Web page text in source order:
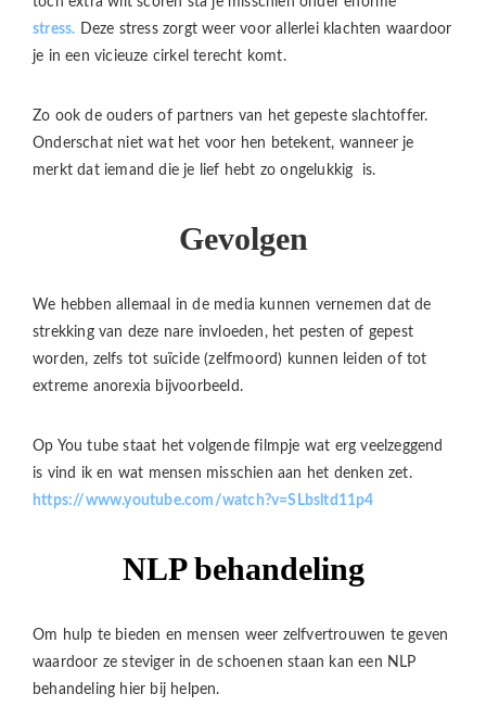
stress. Deze stress zorgt weer voor allerlei klachten waardoor
je in een vicieuze cirkel terecht komt.
Zo ook de ouders of partners van het gepeste slachtoffer.
Onderschat niet wat het voor hen betekent, wanneer je
merkt dat iemand die je lief hebt zo ongelukkig is.
Gevolgen
We hebben allemaal in de media kunnen vernemen dat de
strekking van deze nare invloeden, het pesten of gepest
worden, zelfs tot suïcide (zelfmoord) kunnen leiden of tot
extreme anorexia bijvoorbeeld.
Op You tube staat het volgende filmpje wat erg veelzeggend
is vind ik en wat mensen misschien aan het denken zet.
https://www.youtube.com/watch?v=SLbsltd11p4
NLP behandeling
Om hulp te bieden en mensen weer zelfvertrouwen te geven
waardoor ze steviger in de schoenen staan kan een NLP
behandeling hier bij helpen.